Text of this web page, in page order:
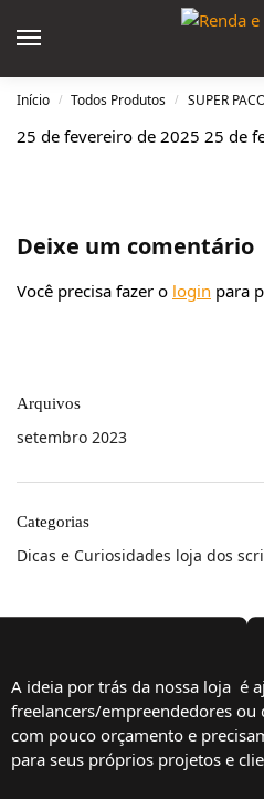
Início / Todos Produtos / SUPER
25 de fevereiro de 2025 25 de
Deixe um comentário
Você precisa fazer o login para
Arquivos
setembro 2023
Categorias
Dicas e Curiosidades loja dos
A ideia por trás da nossa loja é
freelancers/empreendedores ou
com pouco orçamento e
para seus próprios projetos e